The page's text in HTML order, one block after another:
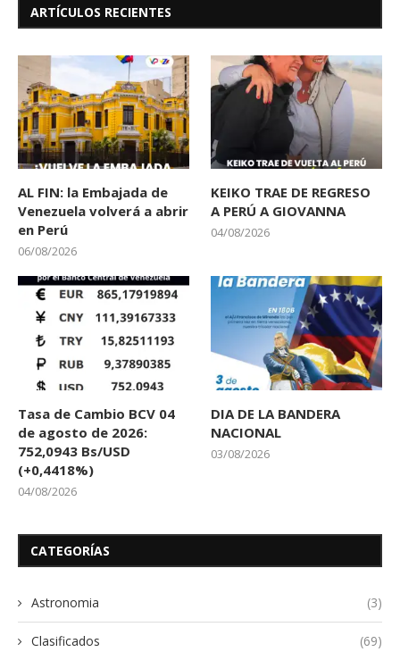
ARTÍCULOS RECIENTES
AL FIN: la Embajada de
Venezuela volverá a abrir
en Perú
06/08/2026
KEIKO TRAE DE REGRESO
A PERÚ A GIOVANNA
04/08/2026
Tasa de Cambio BCV 04
de agosto de 2026:
752,0943 Bs/USD
(+0,4418%)
04/08/2026
DIA DE LA BANDERA
NACIONAL
03/08/2026
CATEGORÍAS
Astronomia (3)
Clasificados (69)